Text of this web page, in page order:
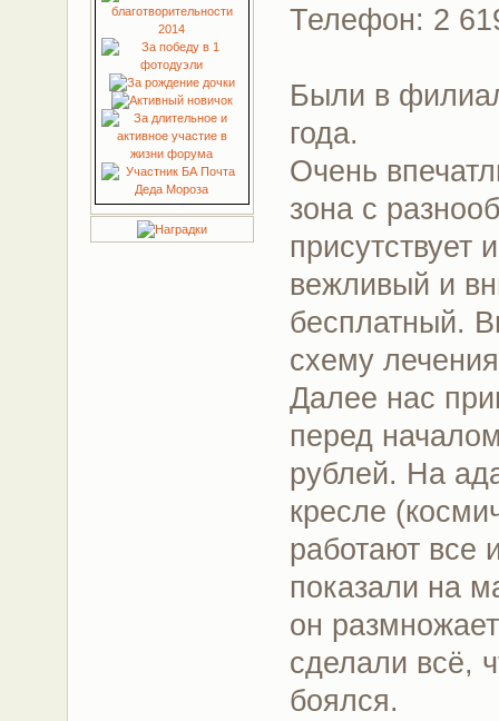
Телефон: 2
Были в
года.
Очень
зона с
присутствует
вежливый и
бесплатный.
схему
Далее нас
перед
рублей. На
кресле
работают все
показали на
он
сделали всё,
боялся.